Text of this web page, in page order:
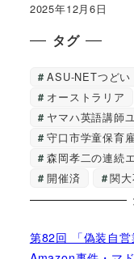
2025年12月6日
タグ
ASU-NETつどい
オーストラリア
ヤマハ英語講師
守口市学童保育
森岡孝二の連続
開催済
関
第82回 「偽装自営